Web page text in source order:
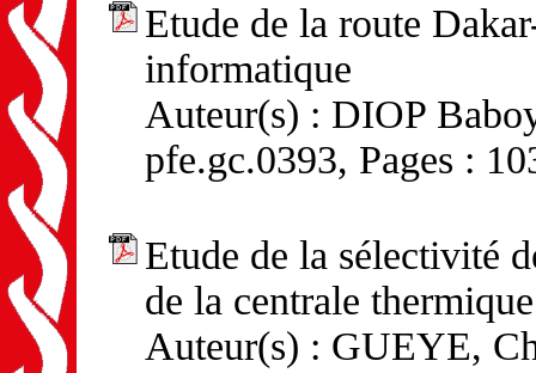
Etude de la route
informatique
Auteur(s) : DIOP
pfe.gc.0393, Pages :
Etude de la sélectivité
de la centrale
Auteur(s) : GUEYE,